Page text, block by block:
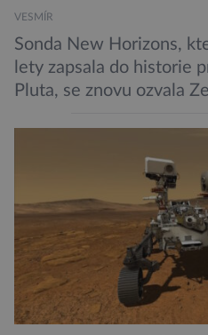
VESMÍR
Sonda New Horizons,
lety zapsala do historie
Pluta, se znovu ozvala
podle NASA je ve
další etapa její mise,
dosud nejpodrobnější